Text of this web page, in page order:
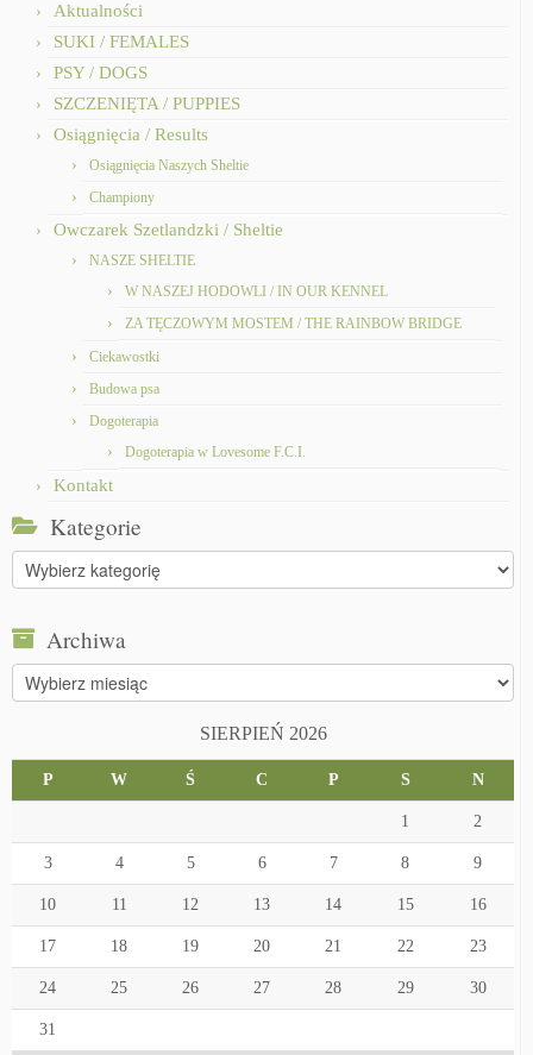
Aktualności
SUKI / FEMALES
PSY / DOGS
SZCZENIĘTA / PUPPIES
Osiągnięcia / Results
Osiągnięcia Naszych Sheltie
Championy
Owczarek Szetlandzki / Sheltie
NASZE SHELTIE
W NASZEJ HODOWLI / IN OUR KENNEL
ZA TĘCZOWYM MOSTEM / THE RAINBOW BRIDGE
Ciekawostki
Budowa psa
Dogoterapia
Dogoterapia w Lovesome F.C.I.
Kontakt
Kategorie
Kategorie
Archiwa
Archiwa
SIERPIEŃ 2026
P W Ś C P S N
1 2
3 4 5 6 7 8 9
10 11 12 13 14 15 16
17 18 19 20 21 22 23
24 25 26 27 28 29 30
31